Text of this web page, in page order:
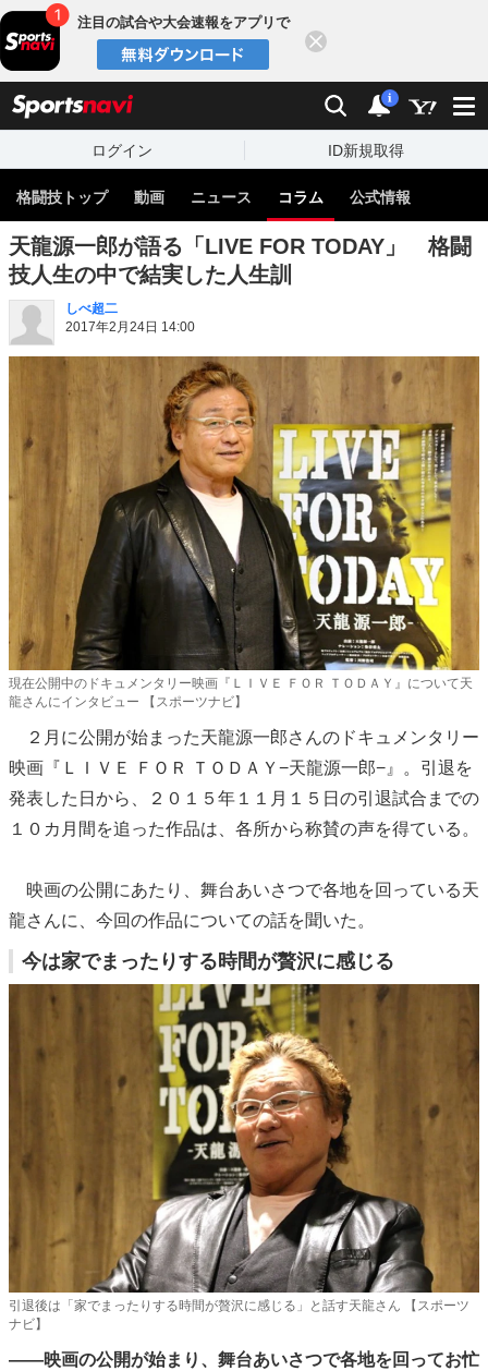
注目の試合や大会速報をアプリで
検索 通知
i
ログイン ID新規取得
格闘技トップ 動画 ニュース コラム 公式情報
天龍源一郎が語る「LIVE FOR TODAY」 格闘
技人生の中で結実した人生訓
しべ超二
2017年2月24日 14:00
現在公開中のドキュメンタリー映画『ＬＩＶＥ ＦＯＲ ＴＯＤＡＹ』について天
龍さんにインタビュー 【スポーツナビ】
２月に公開が始まった天龍源一郎さんのドキュメンタリー
映画『ＬＩＶＥ ＦＯＲ ＴＯＤＡＹ−天龍源一郎−』。引退を
発表した日から、２０１５年１１月１５日の引退試合までの
１０カ月間を追った作品は、各所から称賛の声を得ている。
映画の公開にあたり、舞台あいさつで各地を回っている天
龍さんに、今回の作品についての話を聞いた。
今は家でまったりする時間が贅沢に感じる
引退後は「家でまったりする時間が贅沢に感じる」と話す天龍さん 【スポーツ
ナビ】
――映画の公開が始まり、舞台あいさつで各地を回ってお忙